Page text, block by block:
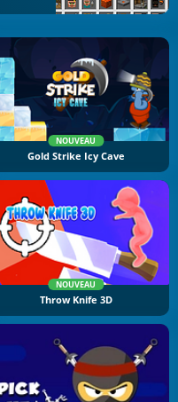
NOUVEAU
Gold Strike Icy Cave
NOUVEAU
Throw Knife 3D